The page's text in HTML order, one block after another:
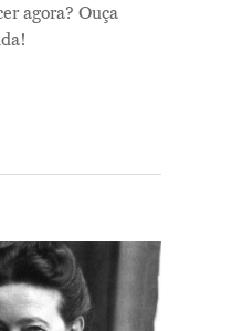
agora? Ouça